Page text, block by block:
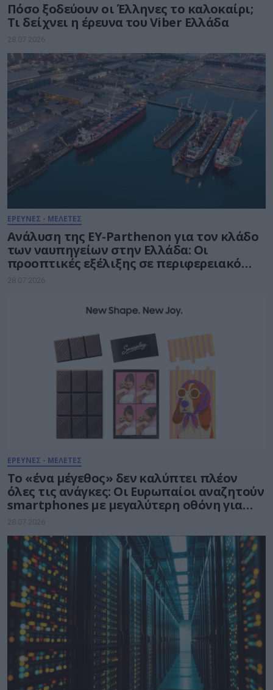
Πόσο ξοδεύουν οι Έλληνες το καλοκαίρι;
Τι δείχνει η έρευνα του Viber Ελλάδα
28.07.2026
ΕΡΕΥΝΕΣ - ΜΕΛΕΤΕΣ
Ανάλυση της EY-Parthenon για τον κλάδο
των ναυπηγείων στην Ελλάδα: Οι
προοπτικές εξέλιξης σε περιφερειακό
ναυπηγοεπισκευαστικό κόμβο
28.07.2026
ΕΡΕΥΝΕΣ - ΜΕΛΕΤΕΣ
Το «ένα μέγεθος» δεν καλύπτει πλέον
όλες τις ανάγκες: Οι Ευρωπαίοι αναζητούν
smartphones με μεγαλύτερη οθόνη για
την ολοκλήρωση πολύπλοκων εργασιών
28.07.2026